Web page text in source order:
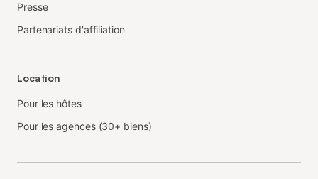
Presse
Partenariats d'affiliation
Location
Pour les hôtes
Pour les agences (30+ biens)